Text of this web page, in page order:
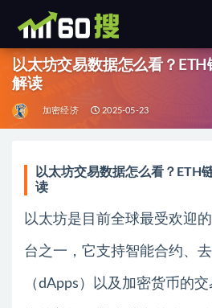
以太坊交易数据怎么看？
解读
加密经济 2025-05-23
以太坊交易数据怎么看？ETH
读
以太坊是目前全球最受欢迎
台之一，它支持智能合约、
（dApps）以及加密货币的